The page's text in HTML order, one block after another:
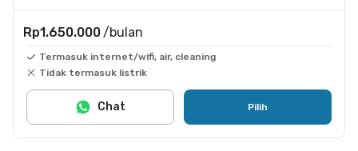
Rp1.650.000 /bulan
Termasuk internet/wifi, air, cleaning
Tidak termasuk listrik
Pilih
Chat